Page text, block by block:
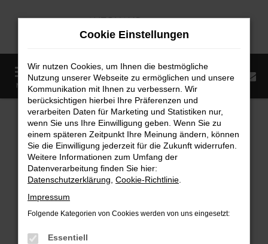
Zum
MENÜ
Startseite Fahrzeugangebote Fahrzeugmarkt
Fahrzeugmarkt
Fehler: Network Error
Beim Laden ist ein Fehler aufgetreten.
Hier sind ein paar Tipps, die dir helfen können:
Überprüfe deine Firewall und deine
Cookie Einstellungen
Wir nutzen Cookies, um Ihnen die bestmögliche
Nutzung unserer Webseite zu ermöglichen und unsere
Kommunikation mit Ihnen zu verbessern. Wir
berücksichtigen hierbei Ihre Präferenzen und
verarbeiten Daten für Marketing und Statistiken nur,
wenn Sie uns Ihre Einwilligung geben. Wenn Sie zu
einem späteren Zeitpunkt Ihre Meinung ändern, können
Sie die Einwilligung jederzeit für die Zukunft widerrufen.
Weitere Informationen zum Umfang der
Datenverarbeitung finden Sie hier:
Datenschutzerklärung Cookie-Richtlinie
Impressum
Folgende Kategorien von Cookies werden von uns eingesetzt:
Essentiell